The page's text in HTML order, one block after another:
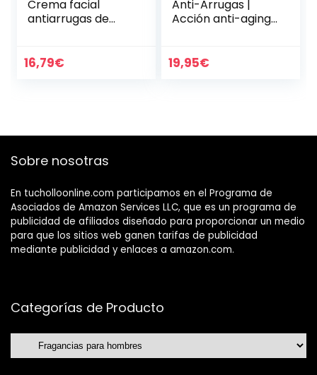
Crema facial
antiarrugas de
planctón, ácido
16,79€
Anti-Arrugas |
Acción anti-aging,
Ácido Hialurónico y
19,95€
Sobre nosotras
En tucholloonline.com participamos en el Programa de
Asociados de Amazon Services LLC, que es un programa de
publicidad de afiliados diseñado para proporcionar un medio
para que los sitios web ganen tarifas de publicidad
mediante publicidad y enlaces a amazon.com.
Categorías de Producto